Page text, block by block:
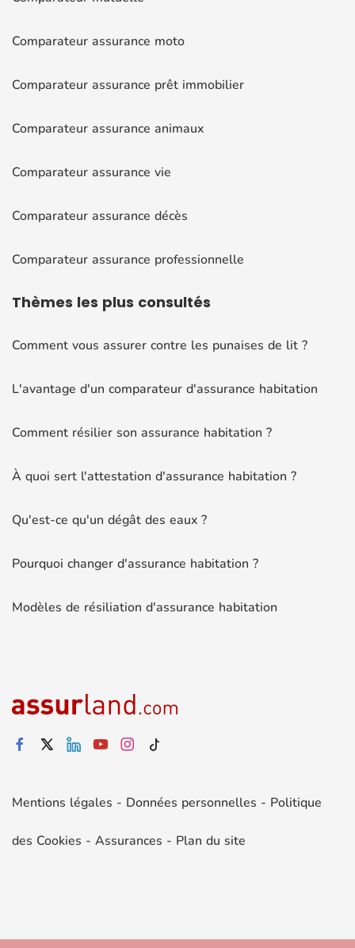
Comparateur assurance moto
Comparateur assurance prêt immobilier
Comparateur assurance animaux
Comparateur assurance vie
Comparateur assurance décès
Comparateur assurance professionnelle
Thèmes les plus consultés
Comment vous assurer contre les punaises de lit ?
L'avantage d'un comparateur d'assurance habitation
Comment résilier son assurance habitation ?
À quoi sert l'attestation d'assurance habitation ?
Qu'est-ce qu'un dégât des eaux ?
Pourquoi changer d'assurance habitation ?
Modèles de résiliation d'assurance habitation
Mentions légales - Données personnelles - Politique
des Cookies - Assurances - Plan du site